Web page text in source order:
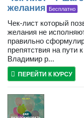
желания
Бесплатно
Чек-лист который
желания не
правильно
препятствия на пути
Владимир р...
ПЕРЕЙТИ К КУРСУ